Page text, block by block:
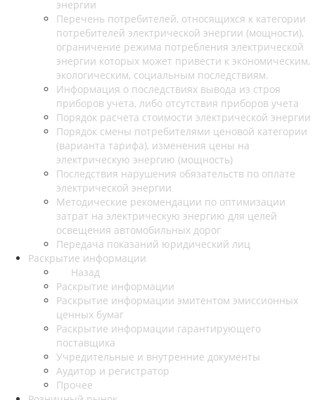
энергии
Перечень потребителей, относящихся к категории
потребителей электрической энергии (мощности),
ограничение режима потребления электрической
энергии которых может привести к экономическим,
экологическим, социальным последствиям.
Информация о последствиях вывода из строя
приборов учета, либо отсутствия приборов учета
Порядок расчета стоимости электрической энергии
Порядок смены потребителями ценовой категории
(варианта тарифа), изменения цены на
электрическую энергию (мощность)
Последствия нарушения обязательств по оплате
электрической энергии
Методические рекомендации по оптимизации
затрат на электрическую энергию для целей
освещения автомобильных дорог
Передача показаний юридический лиц
Раскрытие информации
Назад
Раскрытие информации
Раскрытие информации эмитентом эмиссионных
ценных бумаг
Раскрытие информации гарантирующего
поставщика
Учредительные и внутренние документы
Аудитор и регистратор
Прочее